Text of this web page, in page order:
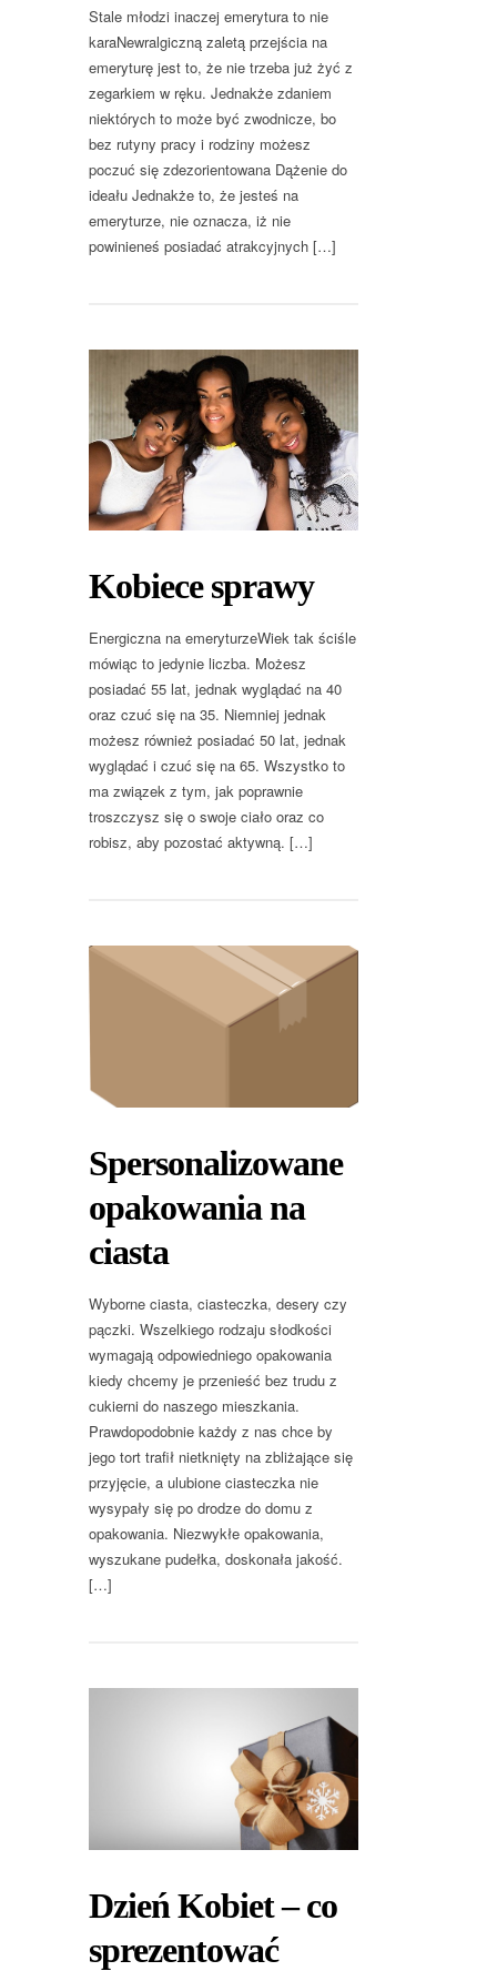
Stale młodzi inaczej emerytura to nie
karaNewralgiczną zaletą przejścia na
emeryturę jest to, że nie trzeba już żyć z
zegarkiem w ręku. Jednakże zdaniem
niektórych to może być zwodnicze, bo
bez rutyny pracy i rodziny możesz
poczuć się zdezorientowana Dążenie do
ideału Jednakże to, że jesteś na
emeryturze, nie oznacza, iż nie
powinieneś posiadać atrakcyjnych […]
Kobiece sprawy
Energiczna na emeryturzeWiek tak ściśle
mówiąc to jedynie liczba. Możesz
posiadać 55 lat, jednak wyglądać na 40
oraz czuć się na 35. Niemniej jednak
możesz również posiadać 50 lat, jednak
wyglądać i czuć się na 65. Wszystko to
ma związek z tym, jak poprawnie
troszczysz się o swoje ciało oraz co
robisz, aby pozostać aktywną. […]
Spersonalizowane
opakowania na
ciasta
Wyborne ciasta, ciasteczka, desery czy
pączki. Wszelkiego rodzaju słodkości
wymagają odpowiedniego opakowania
kiedy chcemy je przenieść bez trudu z
cukierni do naszego mieszkania.
Prawdopodobnie każdy z nas chce by
jego tort trafił nietknięty na zbliżające się
przyjęcie, a ulubione ciasteczka nie
wysypały się po drodze do domu z
opakowania. Niezwykłe opakowania,
wyszukane pudełka, doskonała jakość.
[…]
Dzień Kobiet – co
sprezentować